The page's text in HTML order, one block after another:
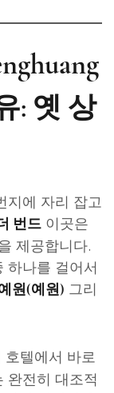
: 옛 상
지에 자리 잡고
번드 이곳은
제공합니다.
하나를 걸어서
원(예원) 그리
호텔에서 바로
완전히 대조적